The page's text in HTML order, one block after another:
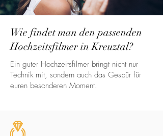
Wie findet man den passenden
Hochzeitsfilmer in Kreuztal?
Ein guter Hochzeitsfilmer bringt nicht nur
Technik mit, sondern auch das Gespür für
euren besonderen Moment.